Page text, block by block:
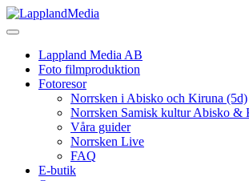
Lappland Media AB
Foto filmproduktion
Fotoresor
Norrsken i Abisko och Kiruna (5d)
Norrsken Samisk kultur Abisko &
Våra guider
Norrsken Live
FAQ
E-butik